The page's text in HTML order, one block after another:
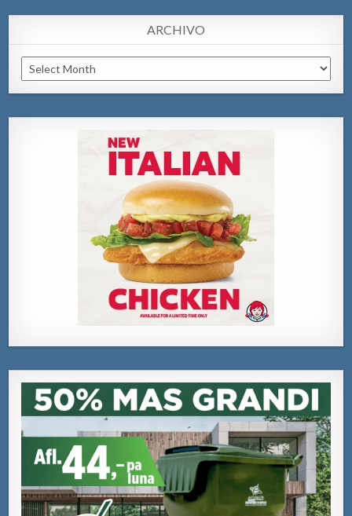
ARCHIVO
Archivo